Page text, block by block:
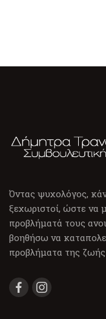
Όντας ψυχολόγος,
ξεχωριστοί, ώστε να
προβλήματά τους
βοηθήσω να
προβλήματα της